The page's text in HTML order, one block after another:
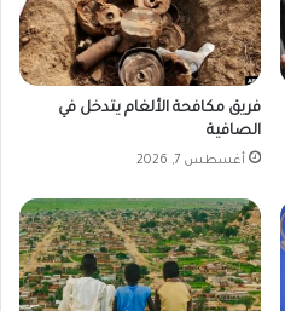
فريق مكافحة الألغام يتدخل في
الصافية
أغسطس 7, 2026